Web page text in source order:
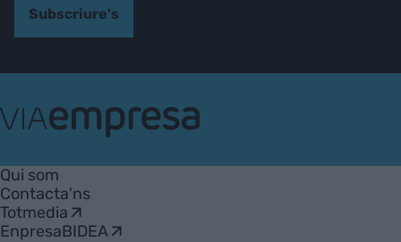
Subscriure's
Empresa
Qui som
Contacta'ns
Totmedia
EnpresaBIDEA